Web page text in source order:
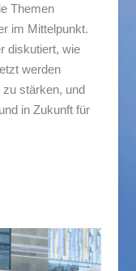
Themen
im Mittelpunkt.
diskutiert, wie
werden
stärken, und
in Zukunft für